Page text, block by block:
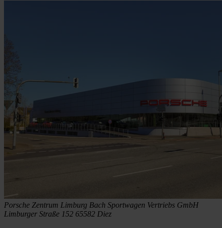
Porsche Zentrum Limburg Bach Sportwagen Vertriebs GmbH
Limburger Straße 152 65582 Diez